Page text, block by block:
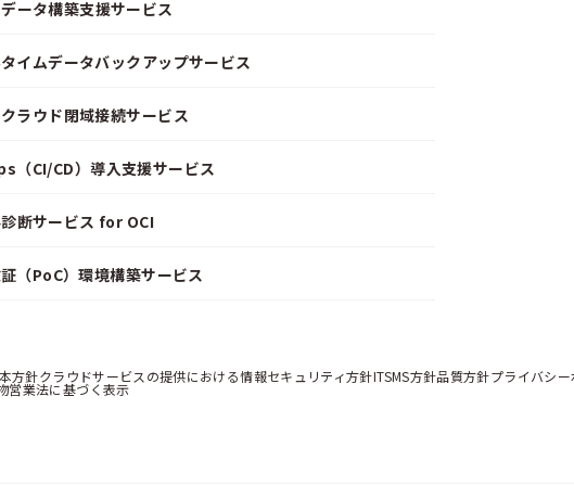
ータ構築支援サービス
イムデータバックアップサービス
ラウド閉域接続サービス
（CI/CD）導入支援サービス
断サービス for OCI
（PoC）環境構築サービス
方針クラウドサービスの提供における情報セキュリティ方針ITSMS方針品質方針プライバシ
営業法に基づく表示